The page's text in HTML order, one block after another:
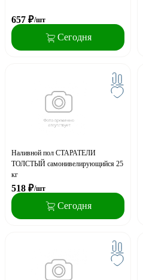
657 ₽/шт
Сегодня
Наливной пол СТАРАТЕЛИ
ТОЛСТЫЙ самонивелирующийся 25
кг
518 ₽/шт
Сегодня